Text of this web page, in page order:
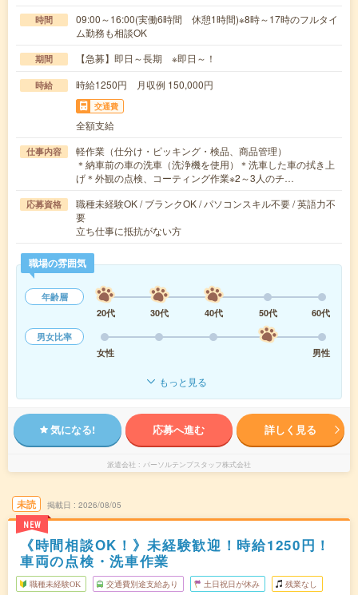
時間
09:00～16:00(実働6時間 休憩1時間)※8時～17時のフルタイ
ム勤務も相談OK
期間 【急募】即日～長期 ※即日～！
時給 時給1250円 月収例 150,000円
交通費
全額支給
仕事内容
軽作業（仕分け・ピッキング・検品、商品管理）
＊納車前の車の洗車（洗浄機を使用）＊洗車した車の拭き上
げ＊外観の点検、コーティング作業※2～3人のチ…
応募資格
職種未経験OK / ブランクOK / パソコンスキル不要 / 英語力不
要
立ち仕事に抵抗がない方
職場の雰囲気
年齢層
20代
30代 40代 50代
60代
男女比率
女性
男性
もっと見る
気になる! 応募へ進む 詳しく見る
派遣会社 パーソルテンプスタッフ株式会社
未読
NEW
掲載日 2026/08/05
《時間相談OK！》未経験歓迎！時給1250円！
車両の点検・洗車作業
職種未経験OK 交通費別途支給あり 土日祝日が休み 残業なし